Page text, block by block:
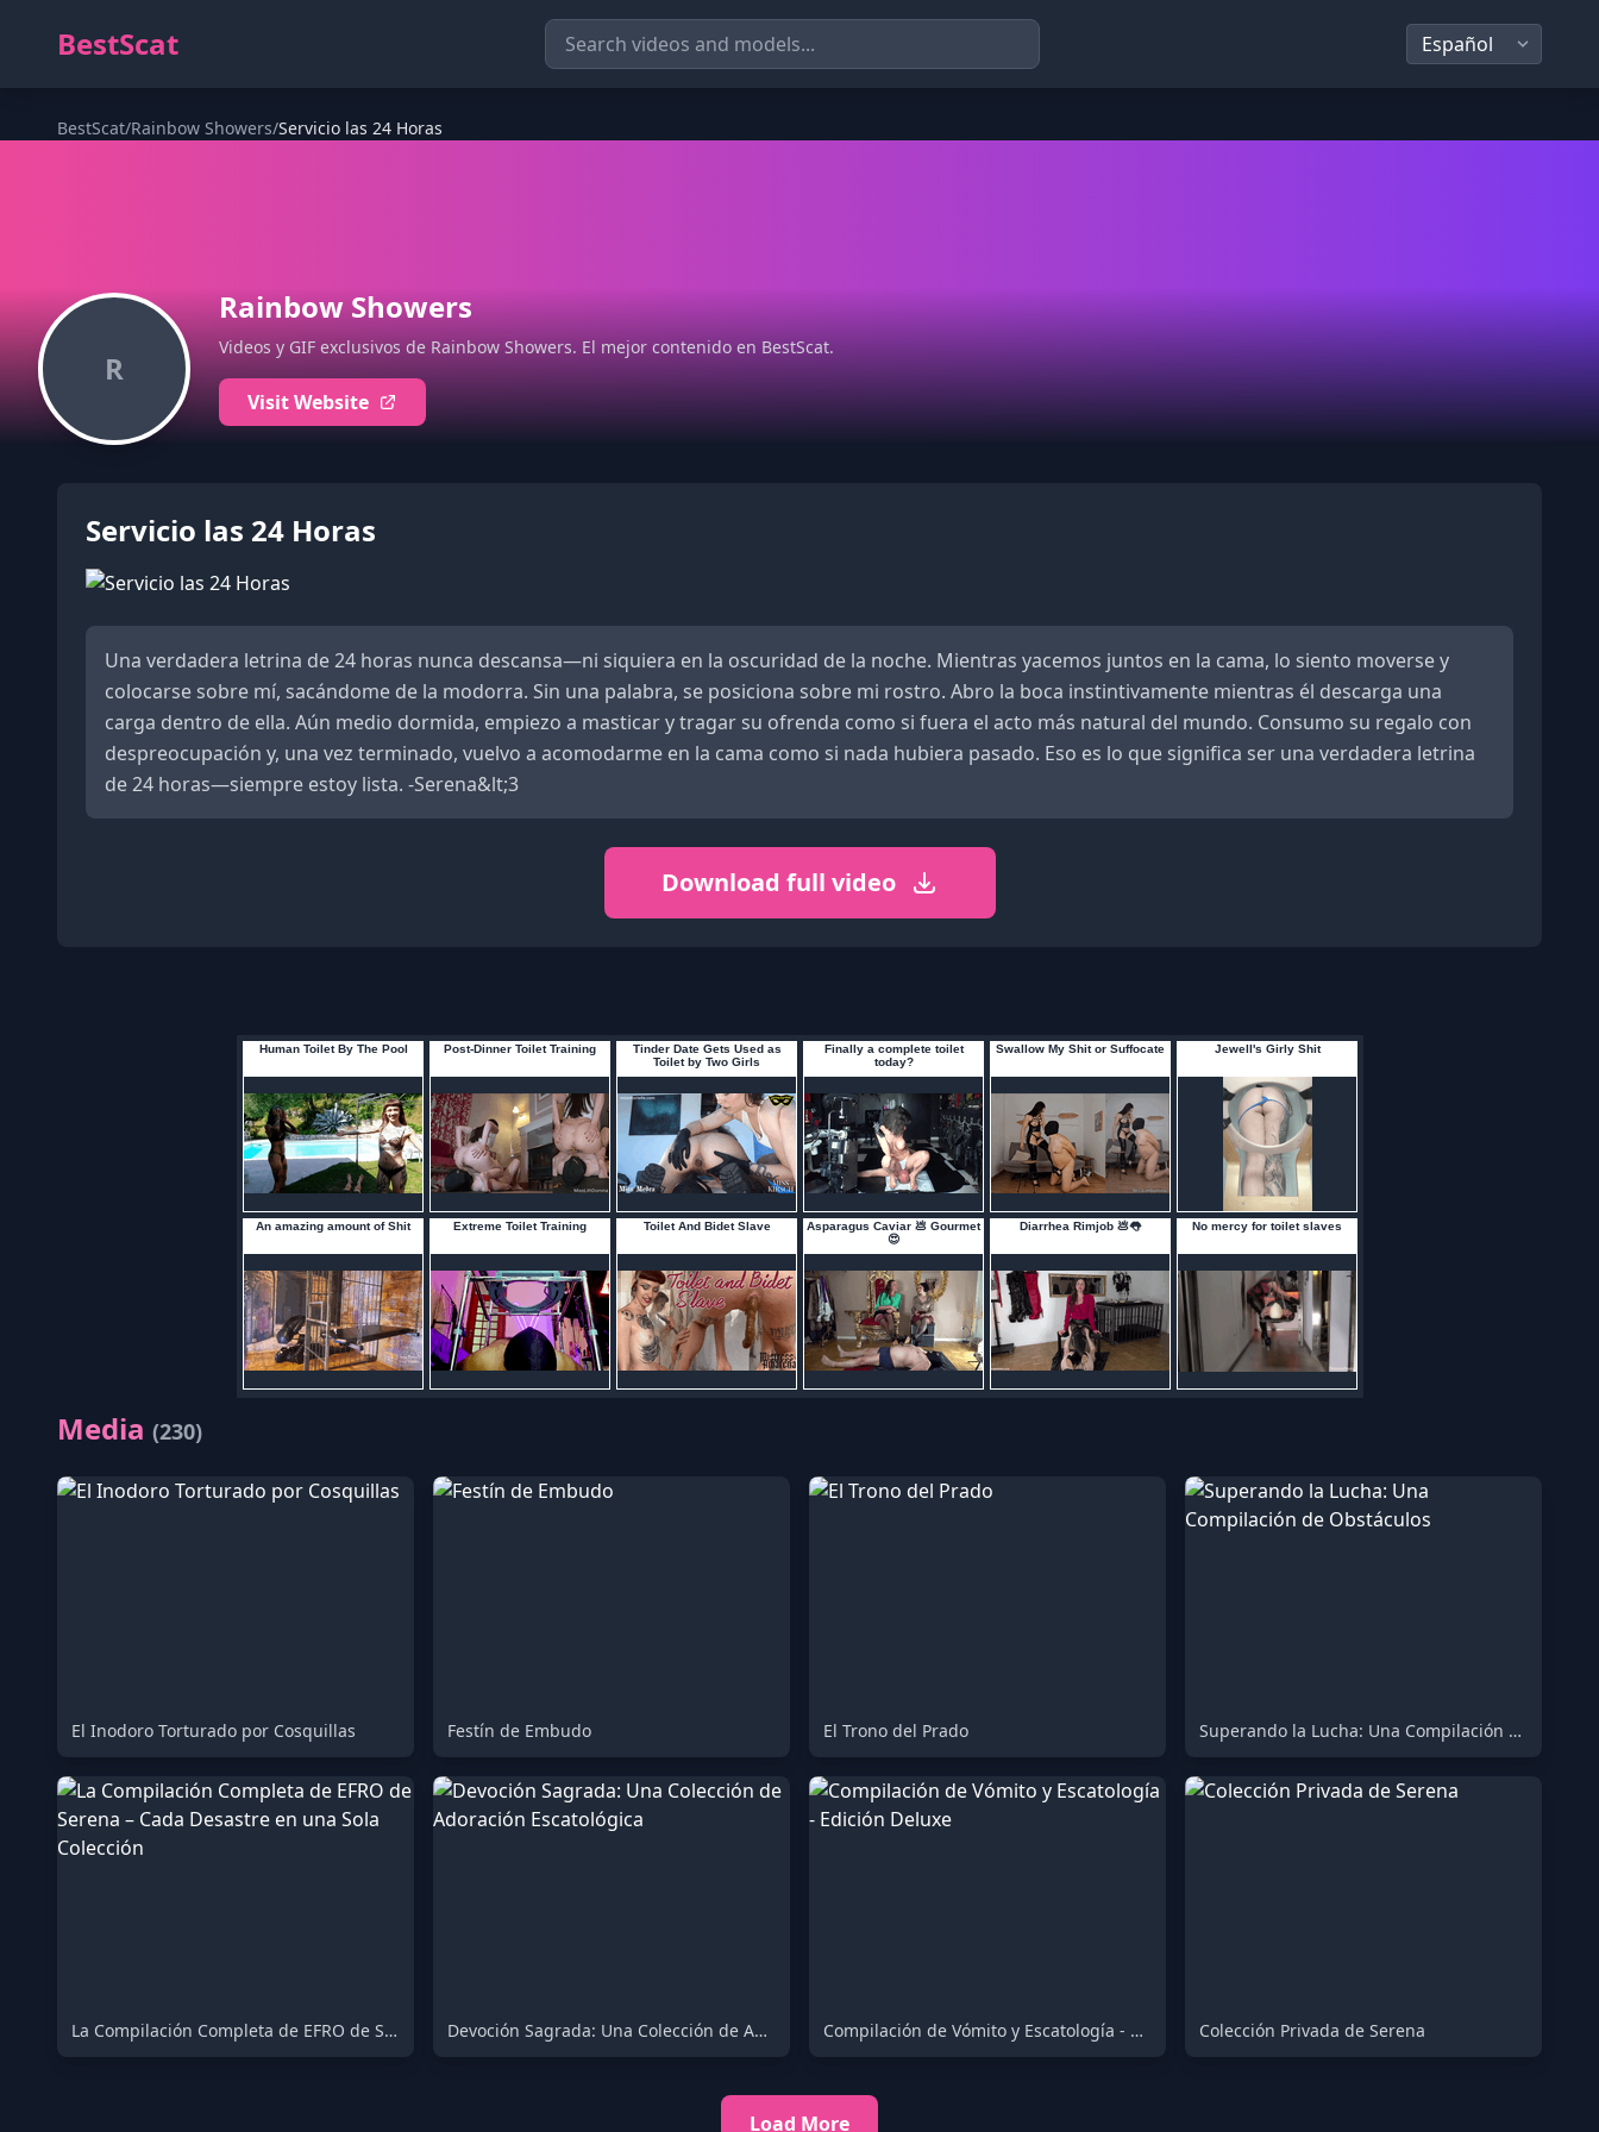
BestScat
BestScat/Rainbow Showers/Servicio las 24 Horas
R
Rainbow Showers
Videos y GIF exclusivos de Rainbow Showers. El mejor contenido en BestScat.
Visit Website
Servicio las 24 Horas
Una verdadera letrina de 24 horas nunca descansa—ni siquiera en la oscuridad de la noche. Mientras yacemos juntos en la cama, lo siento moverse y
colocarse sobre mí, sacándome de la modorra. Sin una palabra, se posiciona sobre mi rostro. Abro la boca instintivamente mientras él descarga una
carga dentro de ella. Aún medio dormida, empiezo a masticar y tragar su ofrenda como si fuera el acto más natural del mundo. Consumo su regalo con
despreocupación y, una vez terminado, vuelvo a acomodarme en la cama como si nada hubiera pasado. Eso es lo que significa ser una verdadera letrina
de 24 horas—siempre estoy lista. -Serena&lt;3
Download full video
Media (230)
El Inodoro Torturado por Cosquillas Festín de Embudo El Trono del Prado Superando la Lucha: Una Compilación de Obstáculos
La Compilación Completa de EFRO de Serena – Cada Desastre en una Sola Colección Devoción Sagrada: Una Colección de Adoración Escatológica Compilación de Vómito y Escatología - Edición Deluxe Colección Privada de Serena
Load More